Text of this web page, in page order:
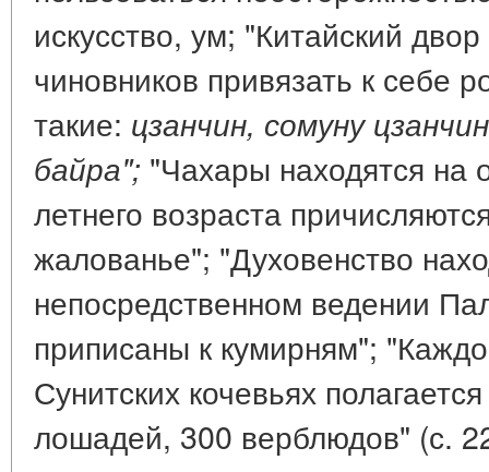
искусство, ум; "Китайский
чиновников привязать к себе
такие: цзанчин, сомуну
байра"; "Чахары находятся на
летнего возраста
жалованье"; "Духовенство
непосредственном ведении
приписаны к кумирням";
Сунитских кочевьях
лошадей, 300 верблюдов" (с.